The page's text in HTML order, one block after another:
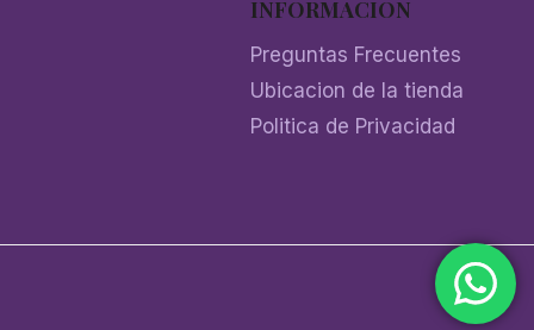
INFORMACION
Preguntas Frecuentes
Ubicacion de la tienda
Politica de Privacidad